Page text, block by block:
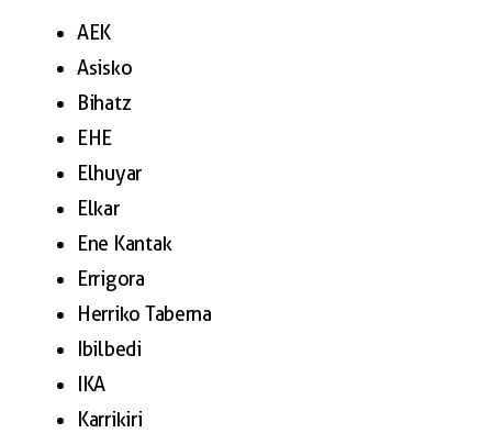
AEK
Asisko
Bihatz
EHE
Elhuyar
Elkar
Ene Kantak
Errigora
Herriko Taberna
Ibilbedi
IKA
Karrikiri